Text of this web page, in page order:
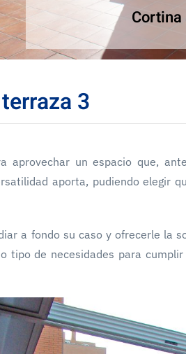
3
un espacio que,
aporta, pudiendo elegir
a fondo su caso y ofrecerle la
de necesidades para